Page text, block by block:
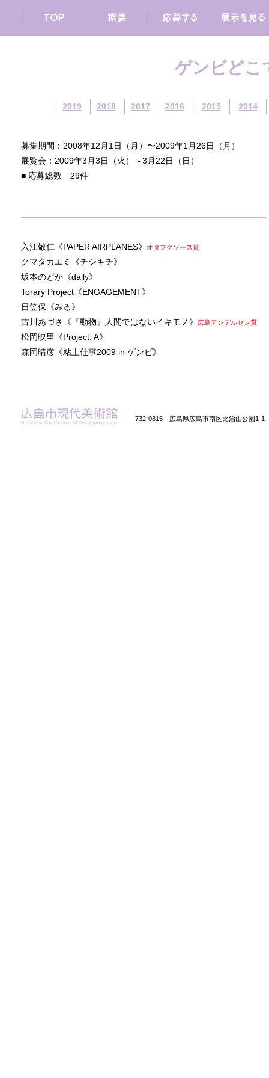
ゲンビどこ
2019 2018 2017 2016 2015 2014
募集期間：2008年12月1日（月）〜2009年1月26日（月）
展覧会：2009年3月3日（火）～3月22日（日）
■ 応募総数 29件
入江敬仁《PAPER AIRPLANES》 オタフクソース賞
クマタカエミ《チシキチ》
坂本のどか《daily》
Torary Project《ENGAGEMENT》
日笠保《みる》
古川あづさ《『動物』人間ではないイキモノ》
広島アンデルセン賞
松岡映里《Project. A》
森岡晴彦《粘土仕事2009 in ゲンビ》
732-0815 広島県広島市南区比治山公園1-1